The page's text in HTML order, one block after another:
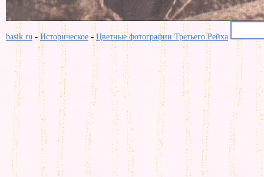
basik.ru -Историческое -Цветные фотографии Третьего Рейха